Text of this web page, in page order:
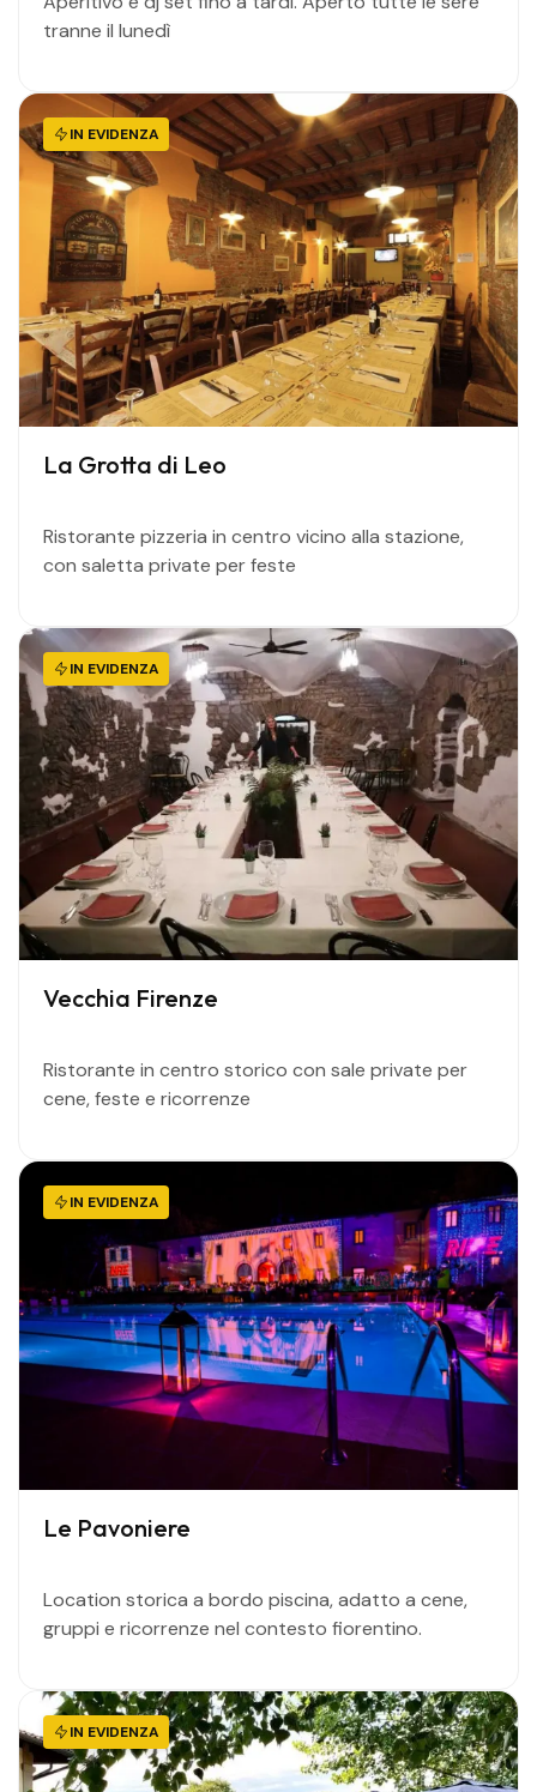
tranne il lunedì
IN EVIDENZA
La Grotta di Leo
Ristorante pizzeria in centro vicino alla stazione,
con saletta private per feste
IN EVIDENZA
Vecchia Firenze
Ristorante in centro storico con sale private per
cene, feste e ricorrenze
IN EVIDENZA
Le Pavoniere
Location storica a bordo piscina, adatto a cene,
gruppi e ricorrenze nel contesto fiorentino.
IN EVIDENZA